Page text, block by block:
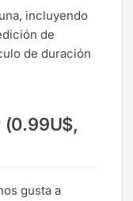
incluyendo
de
de duración
(0.99U$,
gusta a